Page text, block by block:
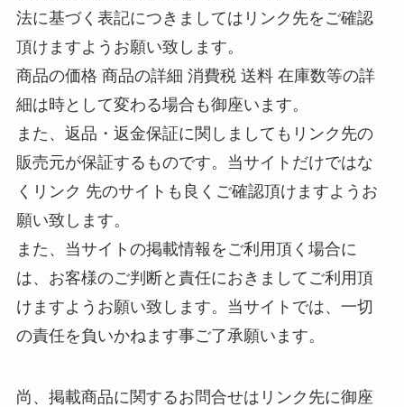
法に基づく表記につきましてはリンク先をご確認
頂けますようお願い致します。
商品の価格 商品の詳細 消費税 送料 在庫数等の詳
細は時として変わる場合も御座います。
また、返品・返金保証に関しましてもリンク先の
販売元が保証するものです。当サイトだけではな
くリンク 先のサイトも良くご確認頂けますようお
願い致します。
また、当サイトの掲載情報をご利用頂く場合に
は、お客様のご判断と責任におきましてご利用頂
けますようお願い致します。当サイトでは、一切
の責任を負いかねます事ご了承願います。
尚、掲載商品に関するお問合せはリンク先に御座